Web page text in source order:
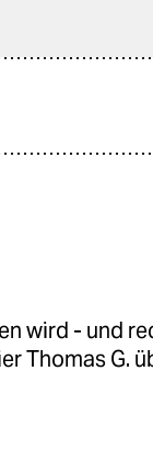
wird - und
Thomas G.